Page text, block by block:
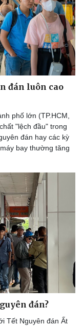
đán luôn cao
phố lớn (TP.HCM,
"lệch đầu" trong
đán hay các kỳ
bay thường tăng
đán?
Tết Nguyên đán Ất